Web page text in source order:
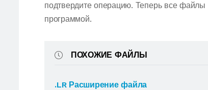
подтвердите операцию. Теперь все
программой.
ПОХОЖИЕ ФАЙЛЫ
.LR Расширение файла